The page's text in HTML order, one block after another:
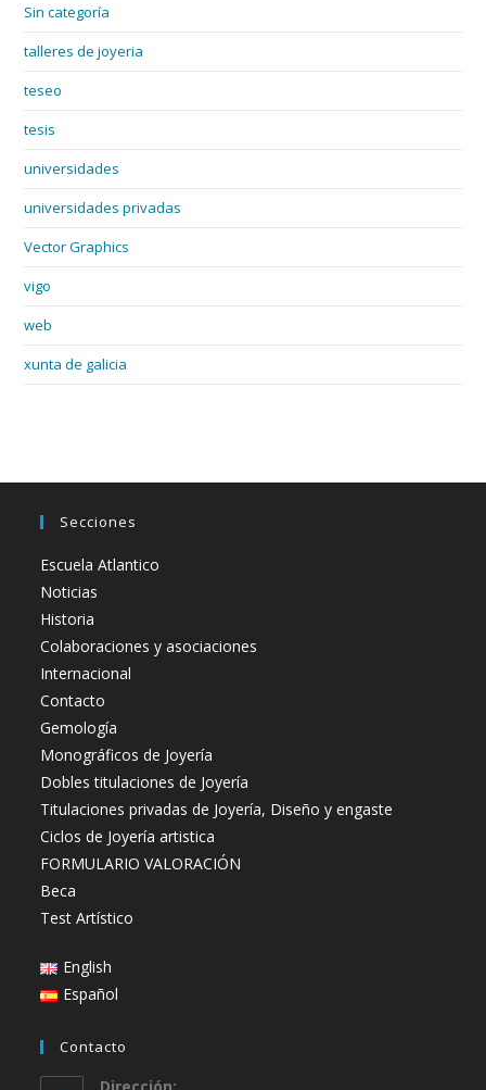
Sin categoría
talleres de joyeria
teseo
tesis
universidades
universidades privadas
Vector Graphics
vigo
web
xunta de galicia
Secciones
Escuela Atlantico
Noticias
Historia
Colaboraciones y asociaciones
Internacional
Contacto
Gemología
Monográficos de Joyería
Dobles titulaciones de Joyería
Titulaciones privadas de Joyería, Diseño y engaste
Ciclos de Joyería artistica
FORMULARIO VALORACIÓN
Beca
Test Artístico
English
Español
Contacto